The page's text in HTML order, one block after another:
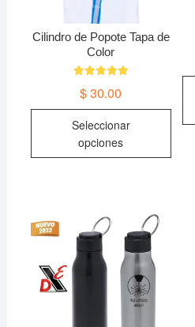
Cilindro de Popote Tapa de
Color
5.00
$30.00
Seleccionar
opciones
Este